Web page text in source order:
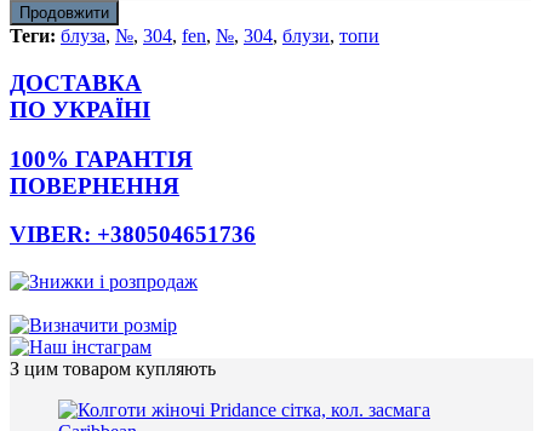
Продовжити
Теги: блуза, №, 304, fen, №, 304, блузи, топи
ДОСТАВКА
ПО УКРАЇНІ
100% ГАРАНТІЯ
ПОВЕРНЕННЯ
VIBER: +380504651736
З цим товаром купляють